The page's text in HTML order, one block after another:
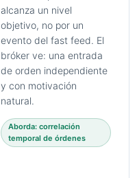
alcanza un nivel
objetivo, no por un
evento del fast feed. El
bróker ve: una entrada
de orden independiente
y con motivación
natural.
Aborda: correlación
temporal de órdenes